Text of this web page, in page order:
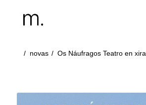
/ novas / Os Náufragos Teatro en xira